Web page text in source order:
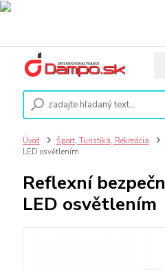
Úvod Šport, Turistika, Rekreácia
LED osvětlením
Reflexní
LED osvětlením